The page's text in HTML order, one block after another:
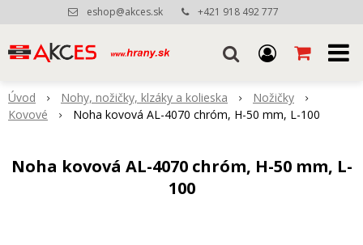
eshop@akces.sk +421 918 492 777
Úvod Nohy, nožičky, klzáky a kolieska
Nožičky
Kovové
Noha kovová AL-4070 chróm, H-50 mm, L-100
Noha kovová AL-4070 chróm, H-50 mm, L-
100